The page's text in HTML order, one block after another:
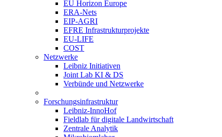
EU Horizon Europe
ERA-Nets
EIP-AGRI
EFRE Infrastrukturprojekte
EU-LIFE
COST
Netzwerke
Leibniz Initiativen
Joint Lab KI & DS
Verbünde und Netzwerke
Forschungsinfrastruktur
Leibniz-InnoHof
Fieldlab für digitale Landwirtschaft
Zentrale Analytik